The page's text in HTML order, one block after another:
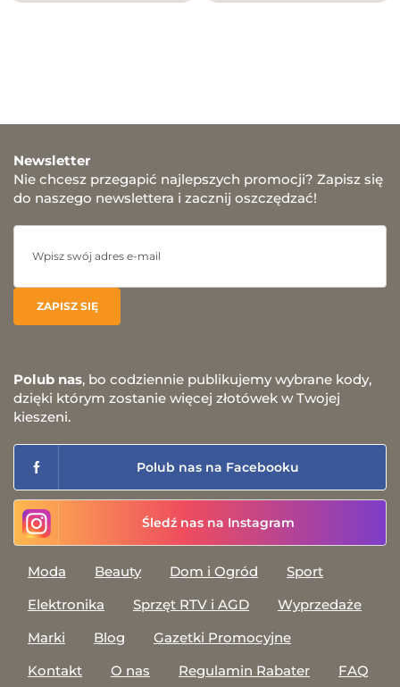
Newsletter
Nie chcesz przegapić najlepszych promocji? Zapisz się
do naszego newslettera i zacznij oszczędzać!
Polub nas, bo codziennie publikujemy wybrane kody,
dzięki którym zostanie więcej złotówek w Twojej
kieszeni.
Polub nas na Facebooku
Śledź nas na Instagram
Moda Beauty Dom i Ogród
Sport
Elektronika
Sprzęt RTV i AGD
Wyprzedaże
Marki
Blog
Gazetki Promocyjne
Kontakt
O nas Regulamin Rabater
FAQ